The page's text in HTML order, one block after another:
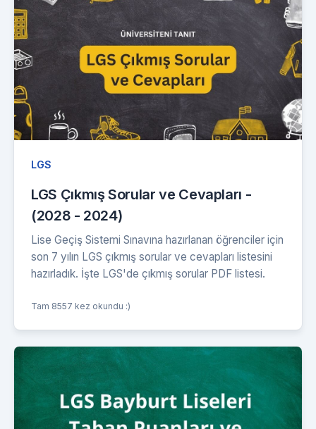
LGS
LGS Çıkmış Sorular ve Cevapları -
(2028 - 2024)
Lise Geçiş Sistemi Sınavına hazırlanan öğrenciler için
son 7 yılın LGS çıkmış sorular ve cevapları listesini
hazırladık. İşte LGS'de çıkmış sorular PDF listesi.
Tam 8557 kez okundu :)